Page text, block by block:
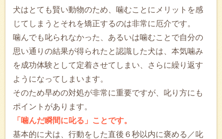
犬はとても賢い動物のため、噛むことにメリットを感
じてしまうとそれを矯正するのは非常に厄介です。
噛んでも叱られなかった、あるいは噛むことで自分の
思い通りの結果が得られたと認識した犬は、本気噛み
を成功体験として定着させてしまい、さらに繰り返す
ようになってしまいます。
そのため早めの対処が非常に重要ですが、叱り方にも
ポイントがあります。
「噛んだ瞬間に叱る」ことです。
基本的に犬は、行動をした直後６秒以内に褒める／叱